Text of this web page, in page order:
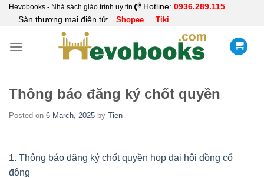
SkipHevobooks - Nhà sách giáo trình uy tín Hotline: 0936.289.115
Sàn thương mại điện tử: Shopee Tiki
Thông báo đăng ký chốt quyền
Posted on 6 March, 2025 by Tien
1. Thông báo đăng ký chốt quyền họp đại hội đồng cổ
đông